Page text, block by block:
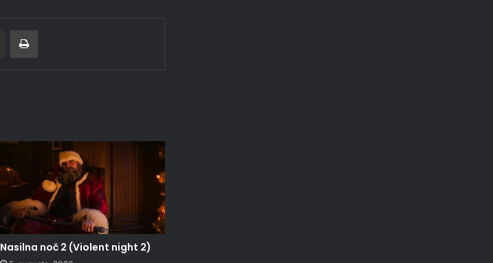
Deli po epošti Natisni
Nasilna noč 2 (Violent night 2)